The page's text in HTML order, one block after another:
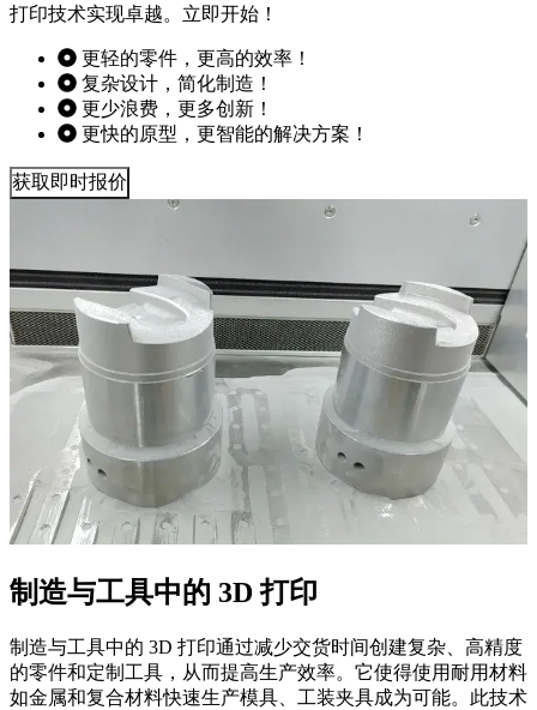
打印技术实现卓越。立即开始！
更轻的零件，更高的效率！
复杂设计，简化制造！
更少浪费，更多创新！
更快的原型，更智能的解决方案！
获取即时报价
制造与工具中的 3D 打印
制造与工具中的 3D 打印通过减少交货时间创建复杂、高精度
的零件和定制工具，从而提高生产效率。它使得使用耐用材料
如金属和复合材料快速生产模具、工装夹具成为可能。此技术